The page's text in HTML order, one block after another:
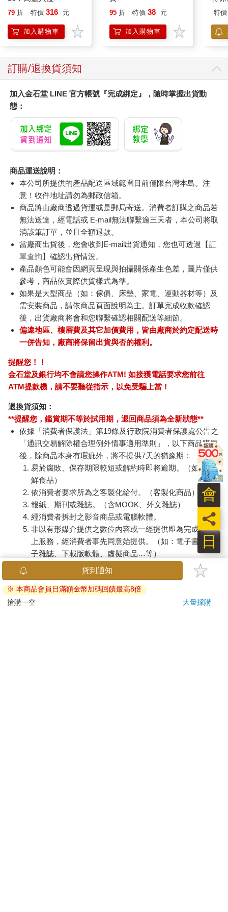
79 折 特價 316 元
加入購物車
95 折 特價 38 元
加入購物車
加購]
特價
訂購/退換貨須知
加入金石堂 LINE 官方帳號『完成綁定』，隨時掌握出貨動
態：
商品運送說明：
本公司所提供的產品配送區域範圍目前僅限台灣本島。注
意！收件地址請勿為郵政信箱。
商品將由廠商透過貨運或是郵局寄送。消費者訂購之商品若
無法送達，經電話或 E-mail無法聯繫逾三天者，本公司將取
消該筆訂單，並且全額退款。
當廠商出貨後，您會收到E-mail出貨通知，您也可透過【訂
單查詢】確認出貨情況。
產品顏色可能會因網頁呈現與拍攝關係產生色差，圖片僅供
參考，商品依實際供貨樣式為準。
如果是大型商品（如：傢俱、床墊、家電、運動器材等）及
需安裝商品，請依商品頁面說明為主。訂單完成收款確認
後，出貨廠商將會和您聯繫確認相關配送等細節。
偏遠地區、樓層費及其它加價費用，皆由廠商於約定配送時
一併告知，廠商將保留出貨與否的權利。
提醒您！！
金石堂及銀行均不會請您操作ATM! 如接獲電話要求您前往
ATM提款機，請不要聽從指示，以免受騙上當！
退換貨須知：
**提醒您，鑑賞期不等於試用期，退回商品須為全新狀態**
依據「消費者保護法」第19條及行政院消費者保護處公告之
「通訊交易解除權合理例外情事適用準則」，以下商品購買
後，除商品本身有瑕疵外，將不提供7天的猶豫期：
易於腐敗、保存期限較短或解約時即將逾期。（如：生
鮮食品）
依消費者要求所為之客製化給付。（客製化商品）
報紙、期刊或雜誌。（含MOOK、外文雜誌）
經消費者拆封之影音商品或電腦軟體。
非以有形媒介提供之數位內容或一經提供即為完成之線
上服務，經消費者事先同意始提供。（如：電子書、電
子雜誌、下載版軟體、虛擬商品…等）
已拆封之個人衛生用品。（如：內衣褲、刮鬍刀、除毛
若非上列種類商品，均享有到貨7天的猶豫期（含例假
日）。
日
員
會